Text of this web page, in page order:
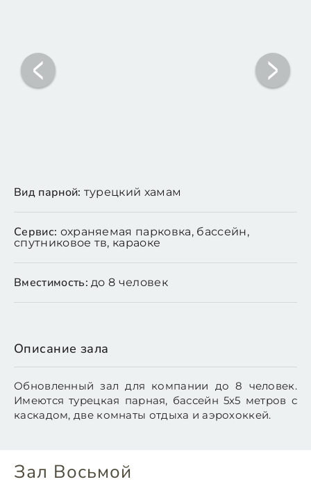
Вид парной: турецкий хамам
Сервис: охраняемая парковка, бассейн,
спутниковое тв, караоке
Вместимость: до 8 человек
Описание зала
Обновленный зал для компании до 8 человек.
Имеются турецкая парная, бассейн 5х5 метров с
каскадом, две комнаты отдыха и аэрохоккей.
Зал Восьмой